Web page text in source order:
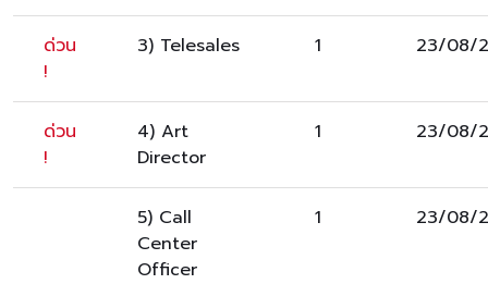
ด่วน
!
3) Telesales 1 23/08/
ด่วน
!
4) Art
Director
1 23/08/
5) Call
Center
Officer
1 23/08/